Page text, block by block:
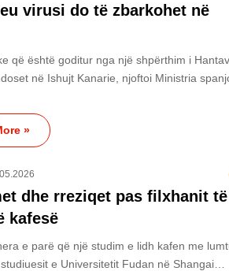
virusi do të zbarkohet në
që është goditur nga një shpërthim i
në Ishujt Kanarie, njoftoi Ministria
»
dhe rreziqet pas filxhanit të
kafesë
e parë që një studim e lidh kafen me
e Universitetit Fudan në Shangai…